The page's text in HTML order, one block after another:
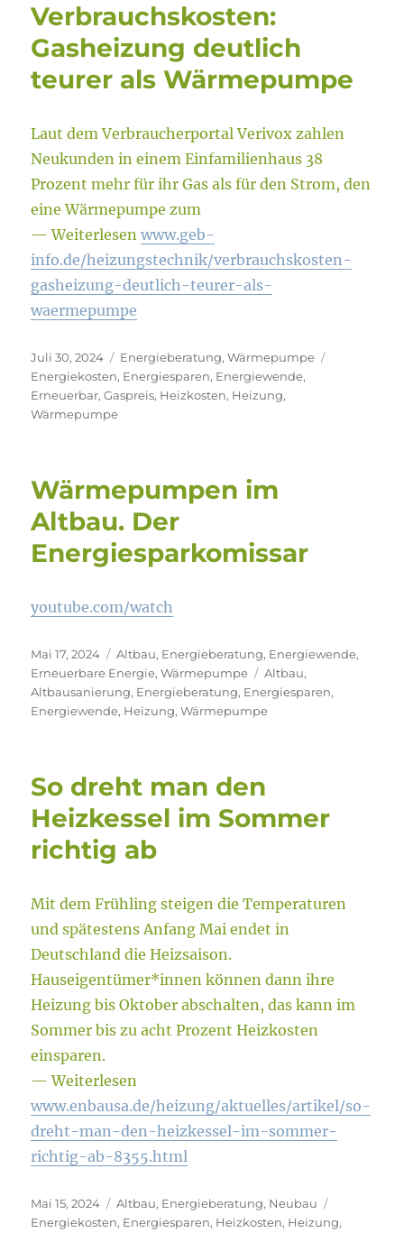
Verbrauchskosten:
Gasheizung deutlich
teurer als Wärmepumpe
Laut dem Verbraucherportal Verivox zahlen
Neukunden in einem Einfamilienhaus 38
Prozent mehr für ihr Gas als für den Strom, den
eine Wärmepumpe zum
— Weiterlesenwww.geb-
info.de/heizungstechnik/verbrauchskosten-
gasheizung-deutlich-teurer-als-
waermepumpe
Veröffentlicht
am
Juli 30, 2024 Kategorien
Energieberatung,Wärmepumpe
Energiekosten, Energiesparen, Energiewende,
Erneuerbar,Gaspreis, Heizkosten, Heizung,
Wärmepumpe
Wärmepumpen im
Altbau. Der
Energiesparkomissar
youtube.com/watch
Veröffentlicht
am
Mai 17, 2024 Kategorien
Altbau, Energieberatung, Energiewende,
Erneuerbare Energie,Wärmepumpe Schlagwörter
Altbau,
Altbausanierung, Energieberatung, Energiesparen,
Energiewende, Heizung,Wärmepumpe
So dreht man den
Heizkessel im Sommer
richtig ab
Mit dem Frühling steigen die Temperaturen
und spätestens Anfang Mai endet in
Deutschland die Heizsaison.
Hauseigentümer*innen können dann ihre
Heizung bis Oktober abschalten, das kann im
Sommer bis zu acht Prozent Heizkosten
einsparen.
— Weiterlesen
www.enbausa.de/heizung/aktuelles/artikel/so-
dreht-man-den-heizkessel-im-sommer-
richtig-ab-8355.html
Veröffentlicht
am
Mai 15, 2024 Kategorien
Altbau, Energieberatung, Neubau
Energiekosten, Energiesparen, Heizkosten, Heizung,